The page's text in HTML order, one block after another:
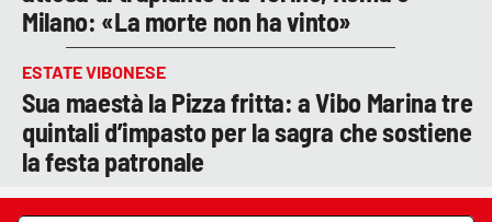
Milano: «La morte non ha vinto»
ESTATE VIBONESE
Sua maestà la Pizza fritta: a Vibo Marina tre
quintali d’impasto per la sagra che sostiene
la festa patronale